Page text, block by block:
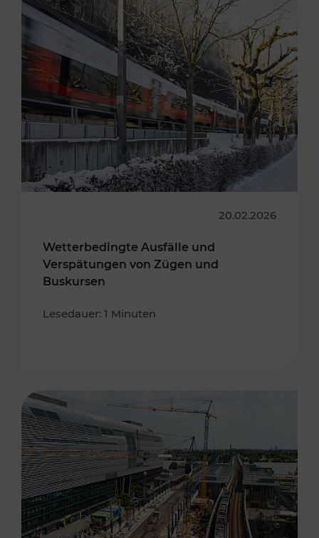
20.02.2026
Wetterbedingte Ausfälle und
Verspätungen von Zügen und
Buskursen
Lesedauer: 1 Minuten